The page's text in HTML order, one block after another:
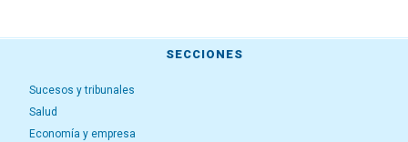
SECCIONES
Sucesos y tribunales
Salud
Economía y empresa